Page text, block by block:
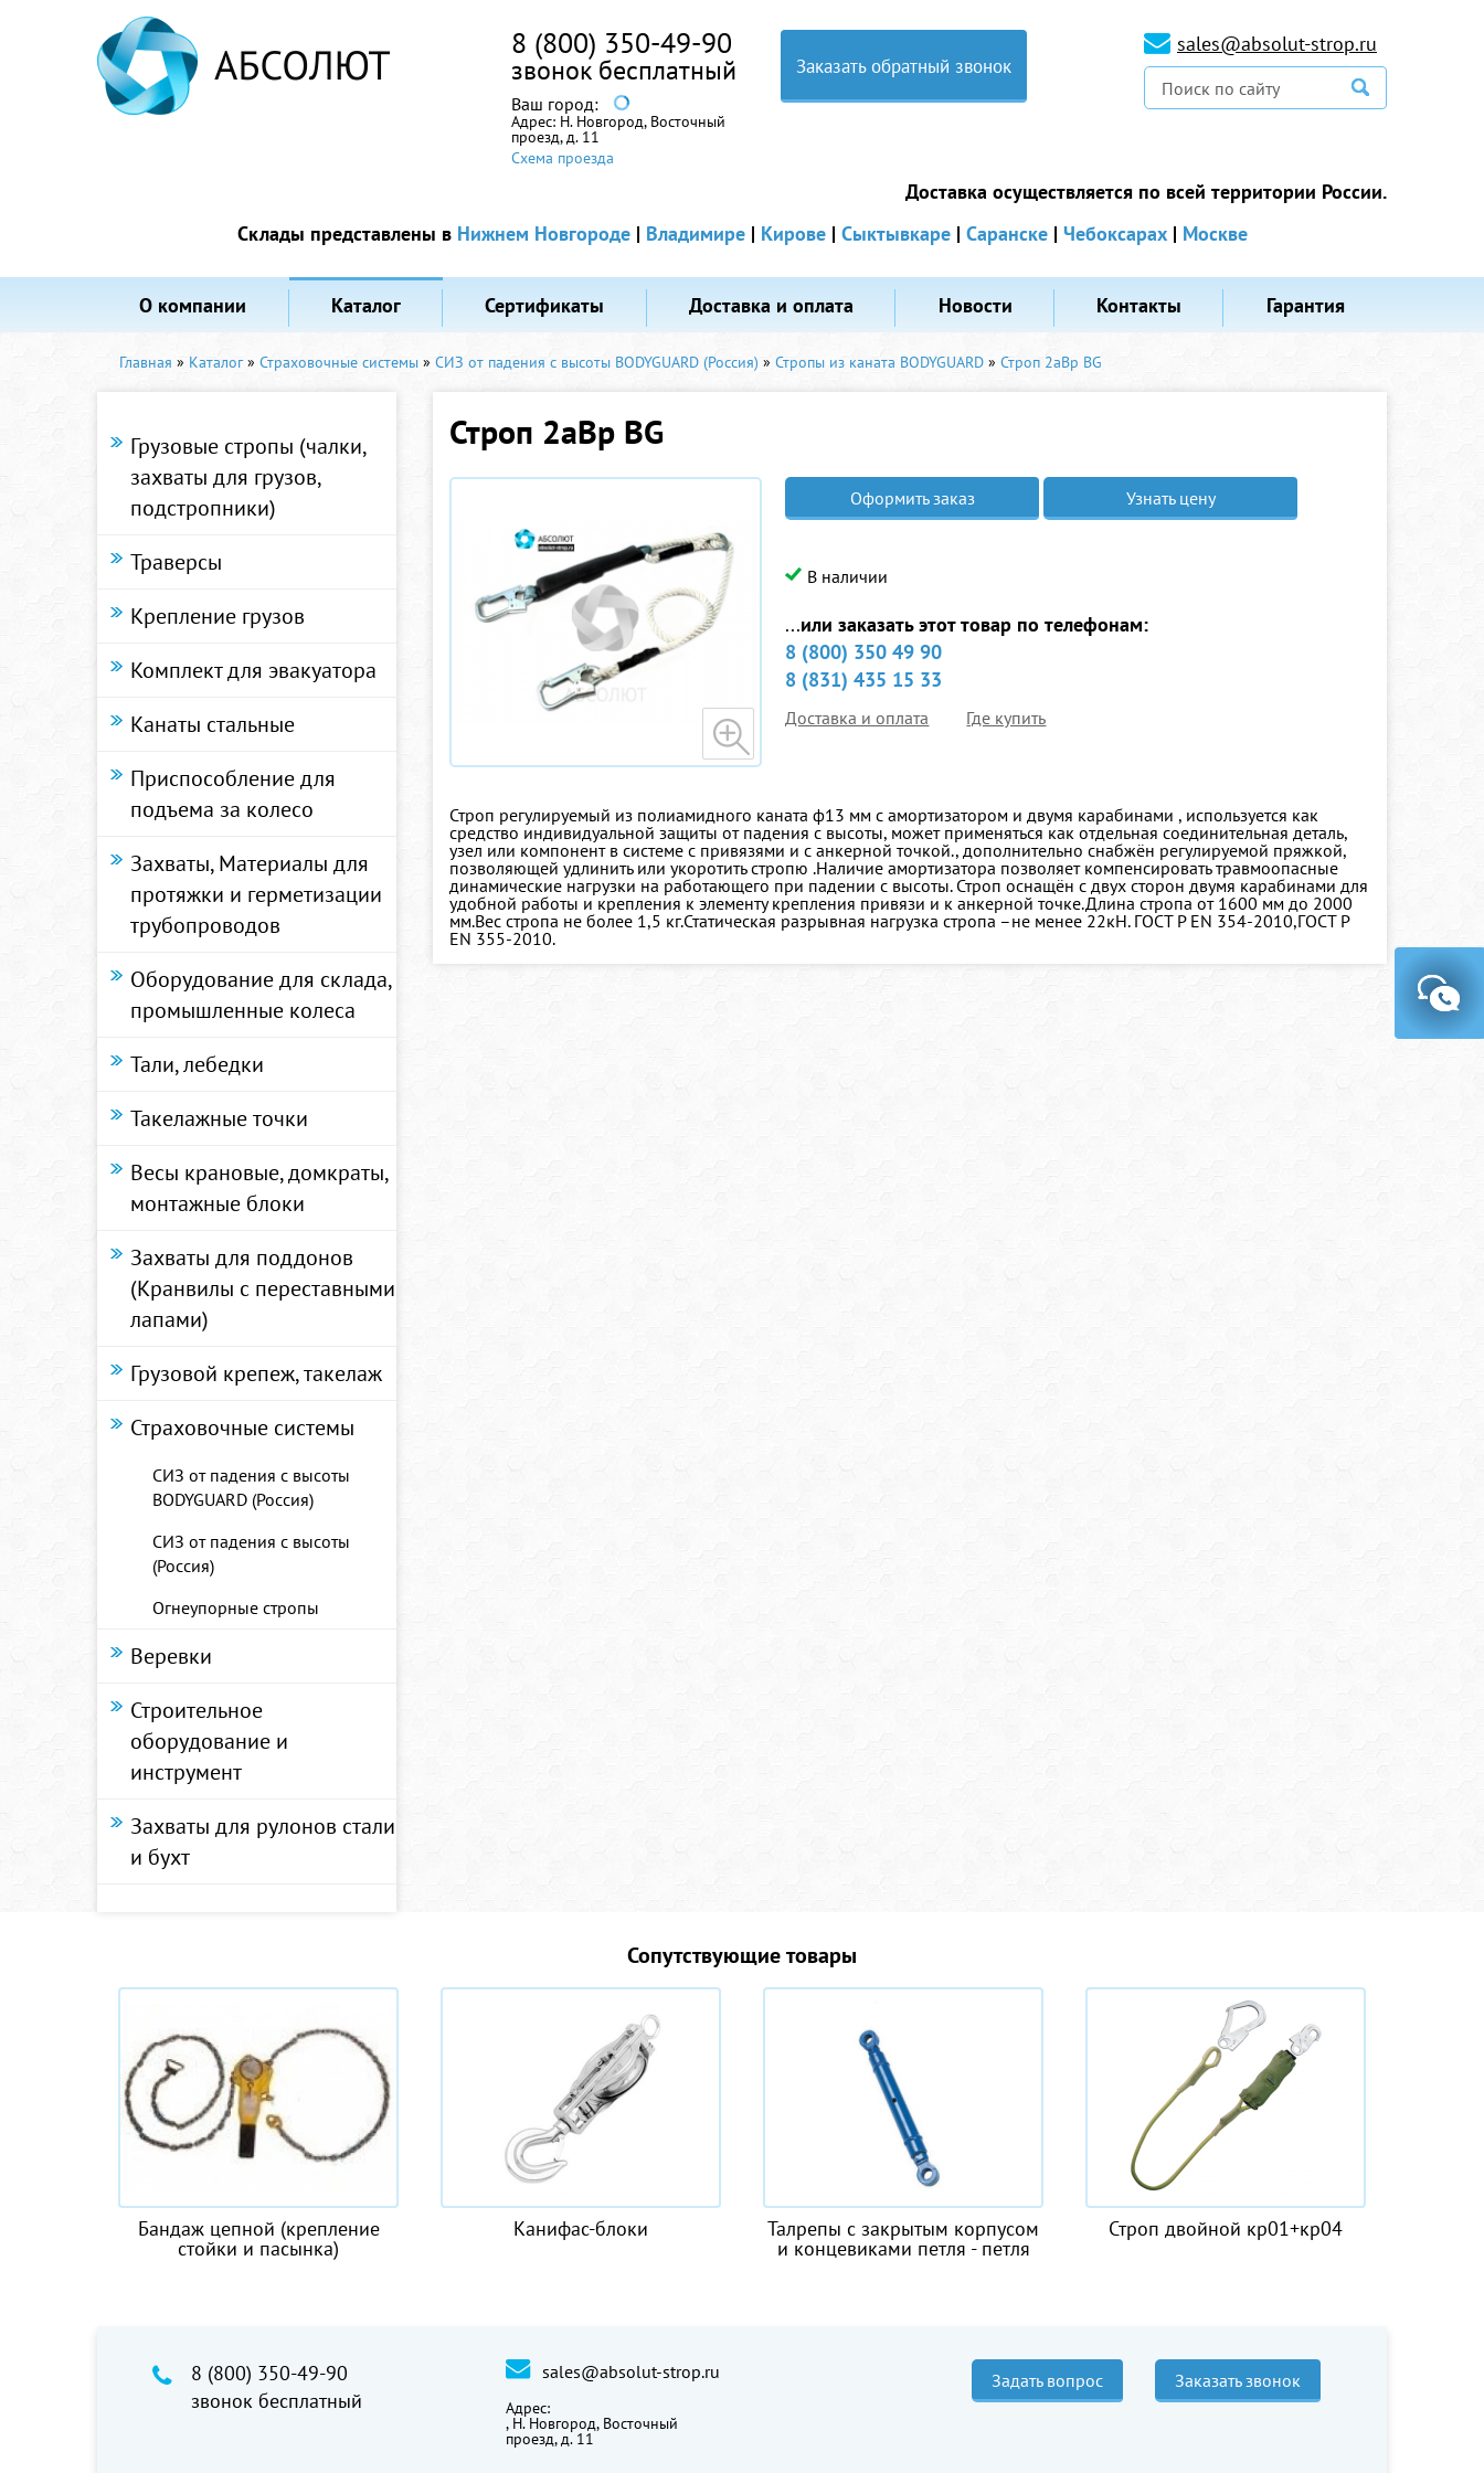
8 (800) 350-49-90
звонок бесплатный
Ваш город:
Адрес: Н. Новгород, Восточный
проезд, д. 11
Схема проезда
Заказать обратный звонок
sales@absolut-strop.ru
Доставка осуществляется по всей территории России.
Склады представлены в Нижнем Новгороде| Владимире| Кирове| Сыктывкаре| Саранске| Чебоксарах| Москве
О компании Каталог Сертификаты Доставка и оплата Новости Контакты Гарантия
Главная » Каталог» Страховочные системы » СИЗ от падения с высоты BODYGUARD (Россия) » Стропы из каната BODYGUARD » Строп 2аВр BG
Грузовые стропы (чалки,
захваты для грузов,
подстропники)
Траверсы
Крепление грузов
Комплект для эвакуатора
Канаты стальные
Приспособление для
подъема за колесо
Захваты, Материалы для
протяжки и герметизации
трубопроводов
Оборудование для склада,
промышленные колеса
Тали, лебедки
Такелажные точки
Весы крановые, домкраты,
монтажные блоки
Захваты для поддонов
(Кранвилы с переставными
лапами)
Грузовой крепеж, такелаж
Страховочные системы
СИЗ от падения с высоты
BODYGUARD (Россия)
СИЗ от падения с высоты
(Россия)
Огнеупорные стропы
Веревки
Строительное
оборудование и
инструмент
Захваты для рулонов стали
и бухт
Строп 2аВр BG
Оформить заказ Узнать цену
В наличии
...или заказать этот товар по телефонам:
8 (800) 350 49 90
8 (831) 435 15 33
Доставка и оплата Где купить
Строп регулируемый из полиамидного каната ф13 мм с амортизатором и двумя карабинами , используется как
средство индивидуальной защиты от падения с высоты, может применяться как отдельная соединительная деталь,
узел или компонент в системе с привязями и с анкерной точкой., дополнительно снабжён регулируемой пряжкой,
позволяющей удлинить или укоротить стропю .Наличие амортизатора позволяет компенсировать травмоопасные
динамические нагрузки на работающего при падении с высоты. Строп оснащён с двух сторон двумя карабинами для
удобной работы и крепления к элементу крепления привязи и к анкерной точке.Длина стропа от 1600 мм до 2000
мм.Вес стропа не более 1,5 кг.Статическая разрывная нагрузка стропа –не менее 22кН. ГОСТ Р ЕN 354-2010,ГОСТ Р
ЕN 355-2010.
Сопутствующие товары
(крепление Канифас-блоки Талрепы с закрытым корпусом
и концевиками петля - петля
Строп двойной кр01+кр04 Шнур полипропиленовый
"Мультитекс-А"
8 (800) 350-49-90
звонок бесплатный
sales@absolut-strop.ru
Адрес:
, Н. Новгород, Восточный
проезд, д. 11
Задать вопрос Заказать звонок